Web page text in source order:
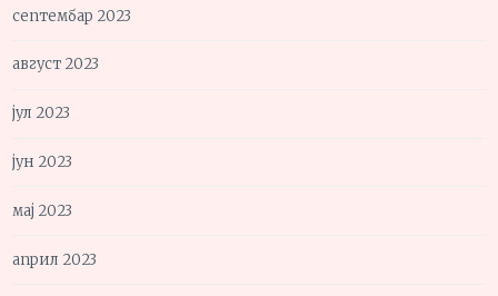
септембар 2023
август 2023
јул 2023
јун 2023
мај 2023
април 2023